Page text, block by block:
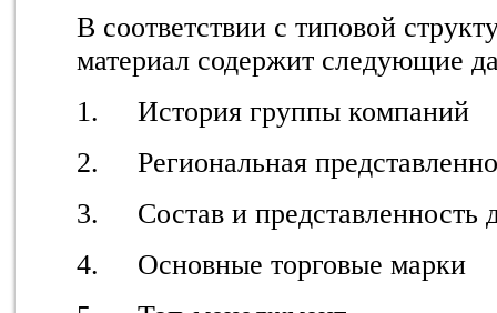
В соответствии с типовой
материал содержит следующие
1. История группы компаний
2. Региональная
3. Состав и представленность
4. Основные торговые марки